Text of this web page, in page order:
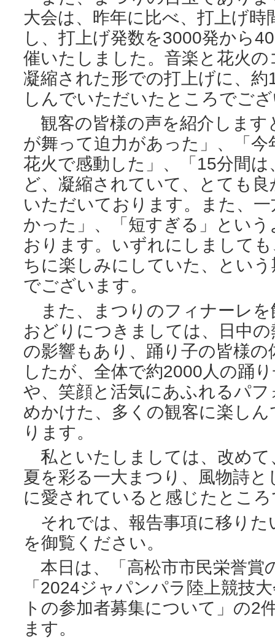
大会は、昨年に比べ、打上げ
し、打上げ発数を3000発から
催いたしました。音楽と花火
凝縮された形での打上げに、
しんでいただいたところでご
観客の皆様の声を紹介します
が舞って迫力があった」、「
花火で感動した」、「15分間
ど、凝縮されていて、とても
いただいております。また、
かった」、「短すぎる」とい
おります。いずれにしまして
ちに楽しみにしていた、とい
でございます。
また、まつりのフィナーレを
おどりにつきましては、日中
の影響もあり、踊り子の皆様
したが、全体で約2000人の踊
や、笑顔と活気にあふれるパ
めかけた、多くの観客に楽し
ります。
私といたしましては、改めて
夏を彩る一大まつり、風物詩
に愛されていると感じたとこ
それでは、報告事項に移りた
を御覧ください。
本日は、「高松市市民栄誉賞
「2024ジャパンパラ陸上競技
トの参加者募集について」の2
ます。